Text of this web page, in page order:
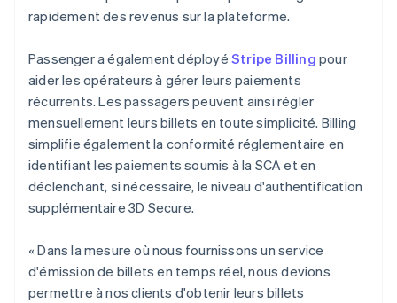
rapidement des revenus sur la plateforme.
Passenger a également déployé Stripe Billing pour
aider les opérateurs à gérer leurs paiements
récurrents. Les passagers peuvent ainsi régler
mensuellement leurs billets en toute simplicité. Billing
simplifie également la conformité réglementaire en
identifiant les paiements soumis à la SCA et en
déclenchant, si nécessaire, le niveau d'authentification
supplémentaire 3D Secure.
« Dans la mesure où nous fournissons un service
d'émission de billets en temps réel, nous devions
permettre à nos clients d'obtenir leurs billets